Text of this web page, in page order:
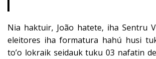
Nia haktuir, João hatete, iha Sentru
eleitores iha formatura hahú husi
to’o lokraik seidauk tuku 03 nafatin